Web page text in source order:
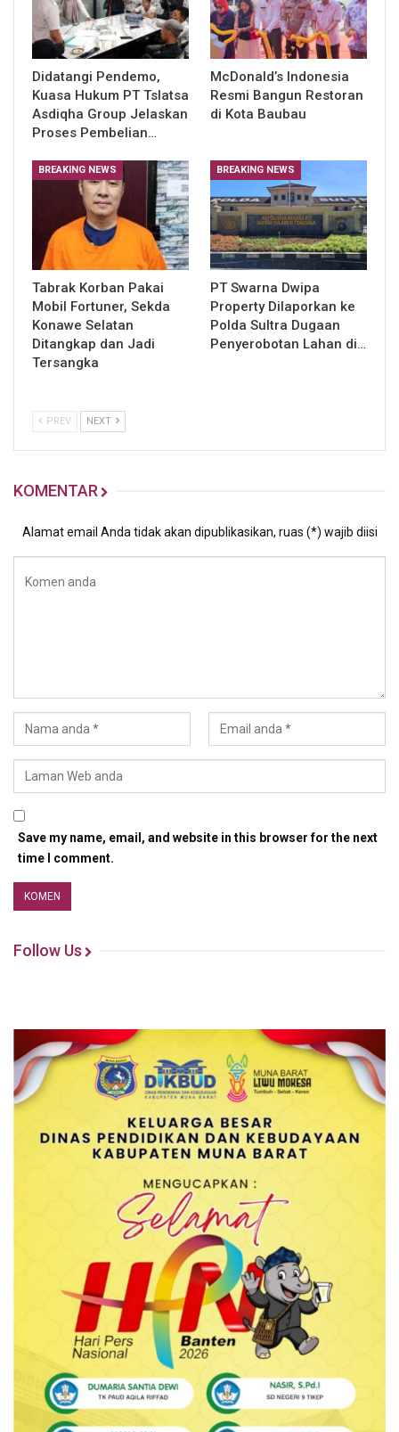
Didatangi Pendemo,
Kuasa Hukum PT Tslatsa
Asdiqha Group Jelaskan
Proses Pembelian…
McDonald’s Indonesia
Resmi Bangun Restoran
di Kota Baubau
BREAKING NEWS
Tabrak Korban Pakai
Mobil Fortuner, Sekda
Konawe Selatan
Ditangkap dan Jadi
Tersangka
BREAKING NEWS
PT Swarna Dwipa
Property Dilaporkan ke
Polda Sultra Dugaan
Penyerobotan Lahan di…
PREV NEXT
KOMENTAR
Alamat email Anda tidak akan dipublikasikan, ruas (*) wajib diisi
Save my name, email, and website in this browser for the next
time I comment.
Follow Us